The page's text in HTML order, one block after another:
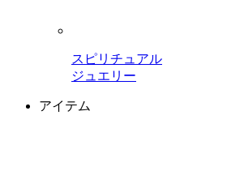
スピリチュアル
ジュエリー
アイテム